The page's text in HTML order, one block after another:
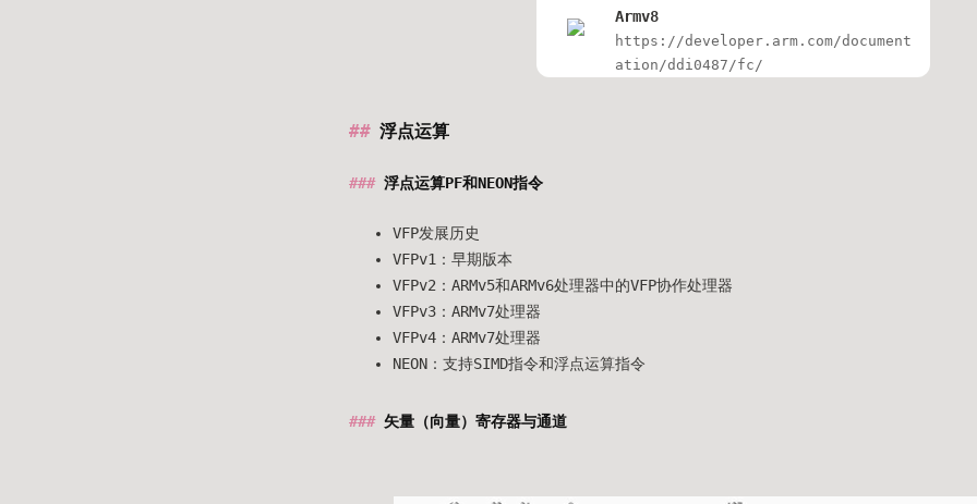
Armv8
https://developer.arm.com/document
ation/ddi0487/fc/
浮点运算
浮点运算PF和NEON指令
VFP发展历史
VFPv1：早期版本
VFPv2：ARMv5和ARMv6处理器中的VFP协作处理器
VFPv3：ARMv7处理器
VFPv4：ARMv7处理器
NEON：支持SIMD指令和浮点运算指令
矢量（向量）寄存器与通道